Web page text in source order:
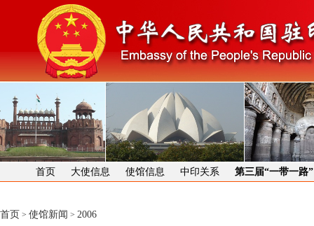
首页 大使信息 使馆信息 中印关系 第三届“一带一路
首页 > 使馆新闻 > 2006